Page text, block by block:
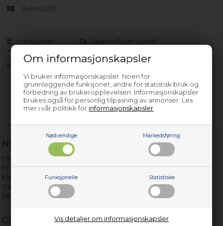
Om informasjonskapsler
Vi bruker informasjonskapsler. Noen for
grunnleggende funksjoner, andre for statistisk bruk og
forbedring av brukeropplevelsen. Informasjonskapsler
brukes også for personlig tilpasning av annonser. Les
mer i vår politikk for informasjonskapsler
Nødvendige Markedsføring
Funksjonelle Statistiske
Vis detaljer om informasjonskapsler
Produktinfo Spørsmål om varen?
KF 3326-50 N
Siden 2013
Nyttige lenker
Hvor gammelt er apparatet mitt?
Er det verdt å reparere?
Klage på bassengrobot
Vannets hardhetsgrad
Reservedeler etter merke
Gjør det selv-hjelp